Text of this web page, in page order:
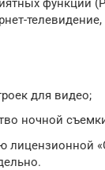
функций
для видео;
ночной
лицензионной